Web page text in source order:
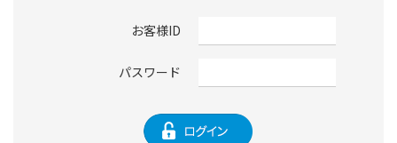
お客様ID
パスワード